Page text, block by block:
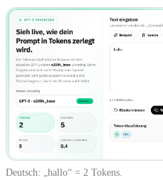
Deutsch: „hallo“ = 2 Tokens.